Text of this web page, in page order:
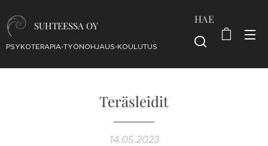
SUHTEESSA OY
PSYKOTERAPIA-TYÖNOHJAUS-KOULUTUS
HAE
Teräsleidit
14.05.2023